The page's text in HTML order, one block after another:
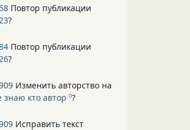
Повтор публикации
?
Повтор публикации
?
Изменить авторство на
знаю кто автор 0?
Исправить текст